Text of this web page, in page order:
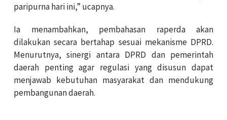
paripurna hari ini,” ucapnya.
Ia menambahkan, pembahasan raperda akan
dilakukan secara bertahap sesuai mekanisme DPRD.
Menurutnya, sinergi antara DPRD dan pemerintah
daerah penting agar regulasi yang disusun dapat
menjawab kebutuhan masyarakat dan mendukung
pembangunan daerah.